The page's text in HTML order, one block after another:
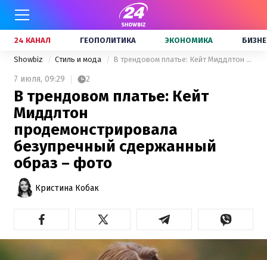
24 КАНАЛ ГЕОПОЛИТИКА ЭКОНОМИКА
Showbiz Стиль и мода В трендовом платье: Кейт Миддлтон продемонстрировала безупречный сдержанный образ – фото
7 июля, 09:29 2
В трендовом платье: Кейт
Миддлтон
продемонстрировала
безупречный сдержанный
образ – фото
Кристина Кобак